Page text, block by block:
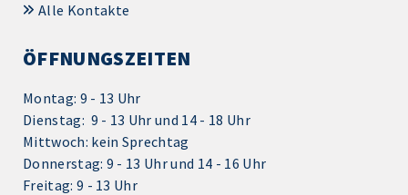
Alle Kontakte
ÖFFNUNGSZEITEN
Montag: 9 - 13 Uhr
Dienstag: 9 - 13 Uhr und 14 - 18 Uhr
Mittwoch: kein Sprechtag
Donnerstag: 9 - 13 Uhr und 14 - 16 Uhr
Freitag: 9 - 13 Uhr